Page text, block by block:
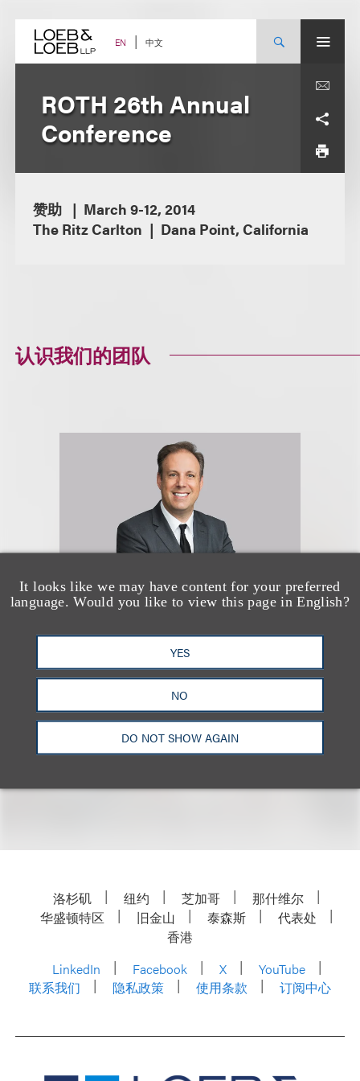
content EN 中文
It looks like we may have content for your preferred
language. Would you like to view this page in English?
YES
NO
DO NOT SHOW AGAIN
ROTH 26th Annual
Conference
赞助
March 9-12, 2014
The Ritz Carlton
Dana Point, California
认识我们的团队
Mitchell S. Nussbaum
乐博律所联席主席
+1.212.407.4159
洛杉矶 纽约 芝加哥
那什维尔
华盛顿特区
旧金山 泰森斯
代表处
香港
LinkedIn
Facebook X
YouTube
联系我们
隐私政策 使用条款 订阅中心